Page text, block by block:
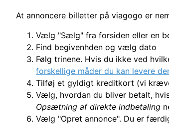
At annoncere billetter på viagogo er
Vælg "Sælg" fra forsiden eller en
Find begivenhden og vælg dato
Følg trinene. Hvis du ikke ved
forskellige måder du kan levere
Tilføj et gyldigt kreditkort (vi
Vælg, hvordan du bliver betalt,
Opsætning af direkte indbetaling
Vælg "Opret annonce". Du er